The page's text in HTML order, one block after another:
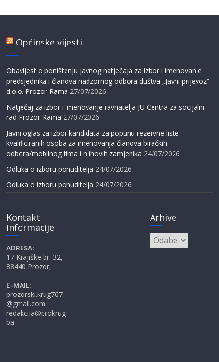
Općinske vijesti
Obavijest o poništenju javnog natječaja za izbor i imenovanje
predsjednika i članova nadzornog odbora duštva „Javni prijevoz“
d.o.o. Prozor-Rama 27/07/2026
Natječaj za izbor i imenovanje ravnatelja JU Centra za socijalni
rad Prozor-Rama 27/07/2026
Javni oglas za izbor kandidata za popunu rezervne liste
kvalificiranih osoba za imenovanja članova biračkih
odbora/mobilnog tima i njihovih zamjenika 24/07/2026
Odluka o izboru ponuditelja 24/07/2026
Odluka o izboru ponuditelja 24/07/2026
Kontakt
informacije
ADRESA:
17 Krajiške br. 32,
88440 Prozor;
E-MAIL:
prozorski.krug767
@gmail.com
redakcija@prokrug.
ba
Arhive
Arhive